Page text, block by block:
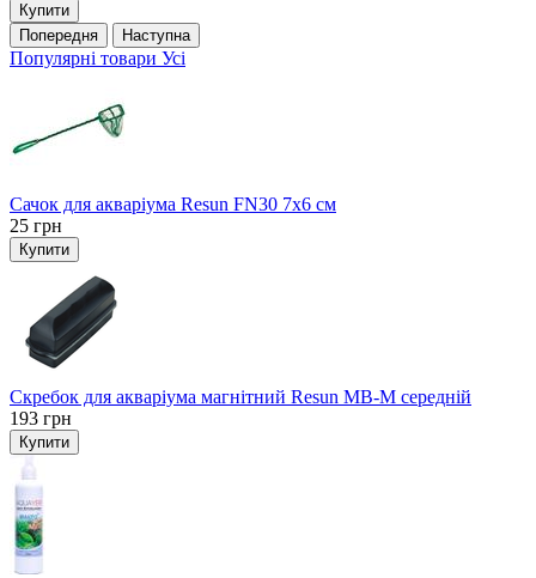
Купити
Попередня
Наступна
Популярні товари Усі
Сачок для акваріума Resun FN30 7х6 см
25 грн
Купити
Скребок для акваріума магнітний Resun MB-M середній
193 грн
Купити